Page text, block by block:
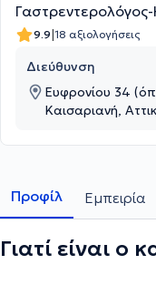
9.9|18 αξιολογήσεις
Διεύθυνση
Ευφρονίου 34
Καισαριανή,
Προφίλ Εμπειρία
Γιατί είναι ο